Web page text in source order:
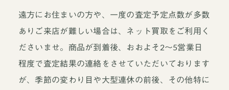
遠方にお住まいの方や、一度の査定予定点数が多数
ありご来店が難しい場合は、ネット買取をご利用く
ださいませ。商品が到着後、おおよそ2～5営業日
程度で査定結果の連絡をさせていただいております
が、季節の変わり目や大型連休の前後、その他特に